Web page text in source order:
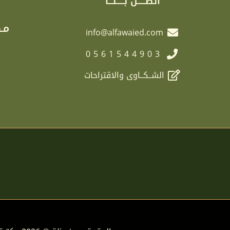
info@alfawaied.com
0561544903
الشــكــاوى والاقتراحات